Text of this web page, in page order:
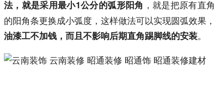
法，就是采用最小1公分的弧形阳角 ，就是把原有直角
的阳角条更换成小弧度，这样做法可以实现圆弧效果，
油漆工不加钱，而且不影响后期直角踢脚线的安装。